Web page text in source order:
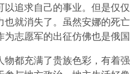
追求自己的事业。但是仅
就消失了。虽然安娜的死
志愿军的出征仿佛也是俄国
都充满了贵族色彩，有着